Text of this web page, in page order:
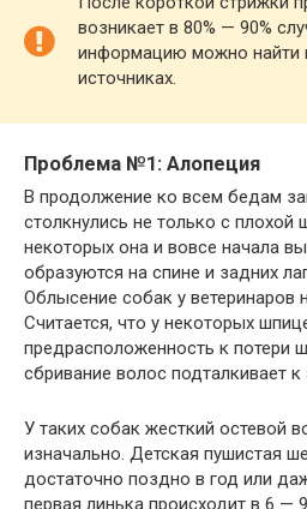
возникает в 80% — 90%
информацию можно найти
источниках.
Проблема №1: Алопеция
В продолжение ко всем бедам
столкнулись не только с
некоторых она и вовсе начала
образуются на спине и задних
Облысение собак у ветеринаров
Считается, что у некоторых
предрасположенность к потери
сбривание волос подталкивает
У таких собак жесткий остевой
изначально. Детская пушистая
достаточно поздно в год или
первая линька происходит в 6 —